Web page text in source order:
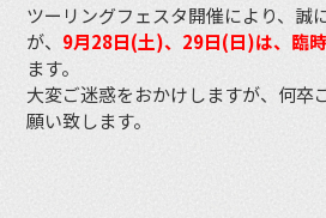
ツーリングフェスタ開催により、誠
が、 9月28日(土)、29日(日)は、臨
ます。
大変ご迷惑をおかけしますが、何卒
願い致します。